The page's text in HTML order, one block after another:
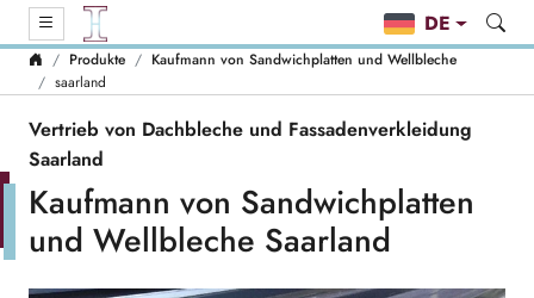
DE
Produkte
Kaufmann von Sandwichplatten und Wellbleche
saarland
Vertrieb von Dachbleche und Fassadenverkleidung
Saarland
Kaufmann von Sandwichplatten
und Wellbleche Saarland